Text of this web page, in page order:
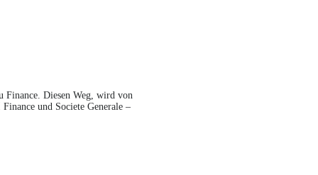
Finance. Diesen Weg, wird von
und Societe Generale –